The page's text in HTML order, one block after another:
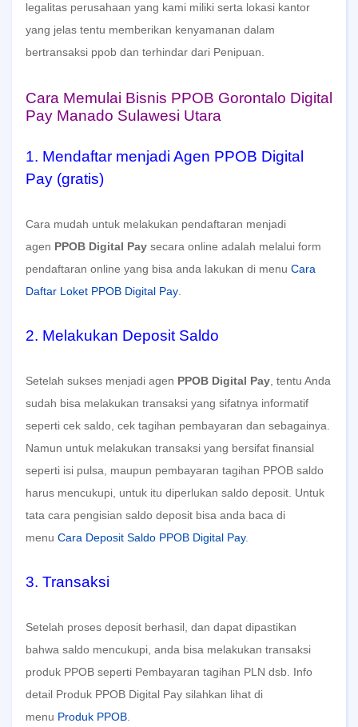
legalitas perusahaan yang kami miliki serta lokasi kantor
yang jelas tentu memberikan kenyamanan dalam
bertransaksi ppob dan terhindar dari Penipuan.
Cara Memulai Bisnis PPOB Gorontalo Digital
Pay Manado Sulawesi Utara
1. Mendaftar menjadi Agen PPOB Digital
Pay (gratis)
Cara mudah untuk melakukan pendaftaran menjadi
agen PPOB Digital Pay secara online adalah melalui form
pendaftaran online yang bisa anda lakukan di menu Cara
Daftar Loket PPOB Digital Pay
2. Melakukan Deposit Saldo
Setelah sukses menjadi agen PPOB Digital Pay , tentu Anda
sudah bisa melakukan transaksi yang sifatnya informatif
seperti cek saldo, cek tagihan pembayaran dan sebagainya.
Namun untuk melakukan transaksi yang bersifat finansial
seperti isi pulsa, maupun pembayaran tagihan PPOB saldo
harus mencukupi, untuk itu diperlukan saldo deposit. Untuk
tata cara pengisian saldo deposit bisa anda baca di
menu Cara Deposit Saldo PPOB Digital Pay.
3. Transaksi
Setelah proses deposit berhasil, dan dapat dipastikan
bahwa saldo mencukupi, anda bisa melakukan transaksi
produk PPOB seperti Pembayaran tagihan PLN dsb. Info
detail Produk PPOB Digital Pay silahkan lihat di
menu Produk PPOB